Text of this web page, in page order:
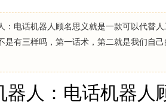
：电话机器人顾名思义就是一款可以代替
是有三样吗，第一话术，第二就是我们自
器人：电话机器人